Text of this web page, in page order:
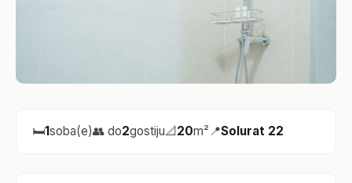
🛏️1soba(e)👥 do2gostiju📐20m²📍Solurat 22